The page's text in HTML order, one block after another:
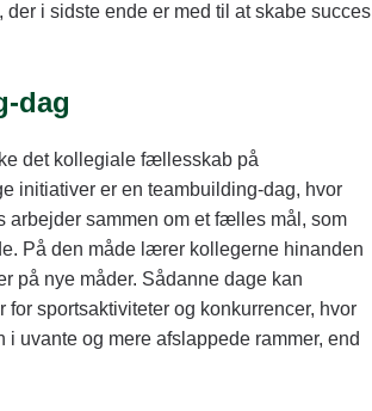
i sidste ende er med til at skabe succes
dag
det kollegiale fællesskab på
initiativer er en teambuilding-dag, hvor
arbejder sammen om et fælles mål, som
På den måde lærer kollegerne hinanden
på nye måder. Sådanne dage kan
sportsaktiviteter og konkurrencer, hvor
uvante og mere afslappede rammer, end